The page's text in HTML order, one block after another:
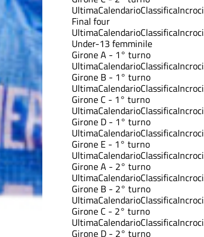
UltimaCalendarioClassificaIncroci
Final four
UltimaCalendarioClassificaIncroci
Under-13 femminile
Girone A - 1° turno
UltimaCalendarioClassificaIncroci
Girone B - 1° turno
UltimaCalendarioClassificaIncroci
Girone C - 1° turno
UltimaCalendarioClassificaIncroci
Girone D - 1° turno
UltimaCalendarioClassificaIncroci
Girone E - 1° turno
UltimaCalendarioClassificaIncroci
Girone A - 2° turno
UltimaCalendarioClassificaIncroci
Girone B - 2° turno
UltimaCalendarioClassificaIncroci
Girone C - 2° turno
UltimaCalendarioClassificaIncroci
Girone D - 2° turno